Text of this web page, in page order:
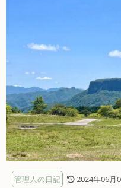
管理人の日記 2024年06月